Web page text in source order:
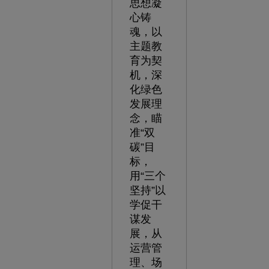
思想凝
心铸
魂，以
主题教
育为契
机，深
化绿色
发展理
念，瞄
准“双
碳”目
标，
用“三个
坚持”以
学促干
谋发
展，从
运营管
理、场